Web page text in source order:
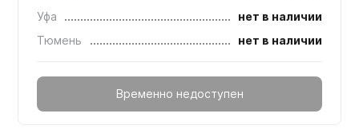
Уфа
нет в наличии
Тюмень
нет в наличии
Временно недоступен